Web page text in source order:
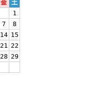
金 土
1
7
8
14 15
21 22
28 29